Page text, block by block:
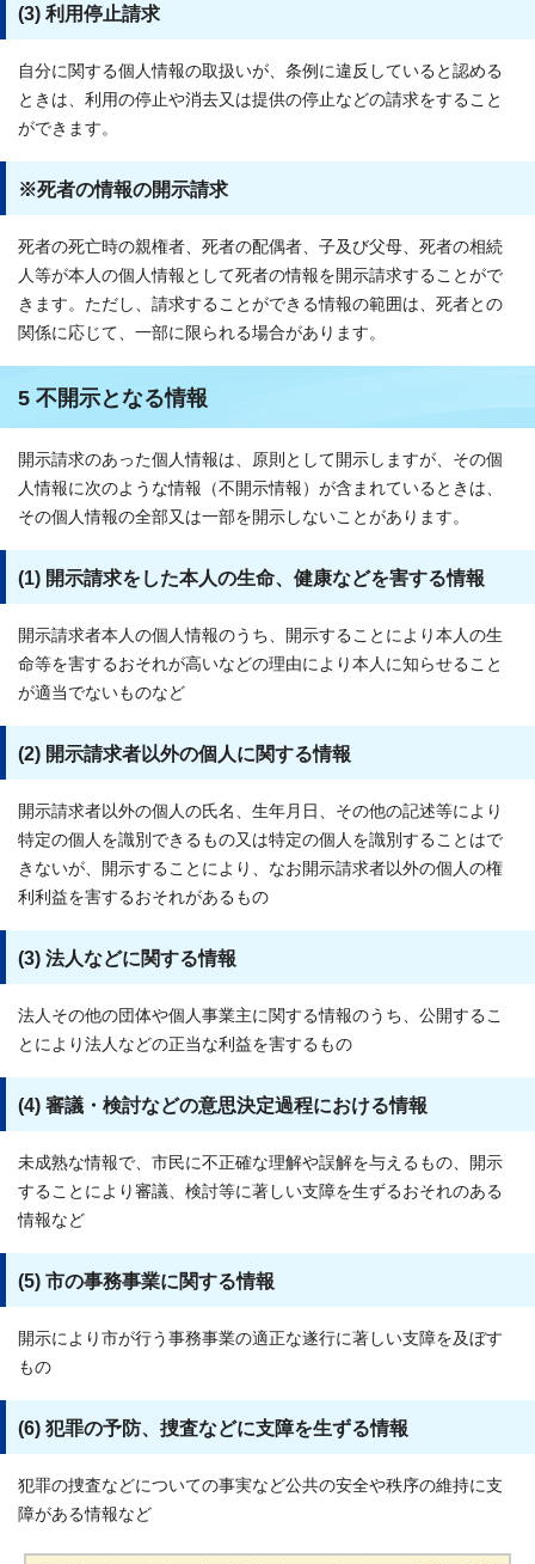
(3) 利用停止請求
自分に関する個人情報の取扱いが、条例に違反していると認める
ときは、利用の停止や消去又は提供の停止などの請求をすること
ができます。
※死者の情報の開示請求
死者の死亡時の親権者、死者の配偶者、子及び父母、死者の相続
人等が本人の個人情報として死者の情報を開示請求することがで
きます。ただし、請求することができる情報の範囲は、死者との
関係に応じて、一部に限られる場合があります。
5 不開示となる情報
開示請求のあった個人情報は、原則として開示しますが、その個
人情報に次のような情報（不開示情報）が含まれているときは、
その個人情報の全部又は一部を開示しないことがあります。
(1) 開示請求をした本人の生命、健康などを害する情報
開示請求者本人の個人情報のうち、開示することにより本人の生
命等を害するおそれが高いなどの理由により本人に知らせること
が適当でないものなど
(2) 開示請求者以外の個人に関する情報
開示請求者以外の個人の氏名、生年月日、その他の記述等により
特定の個人を識別できるもの又は特定の個人を識別することはで
きないが、開示することにより、なお開示請求者以外の個人の権
利利益を害するおそれがあるもの
(3) 法人などに関する情報
法人その他の団体や個人事業主に関する情報のうち、公開するこ
とにより法人などの正当な利益を害するもの
(4) 審議・検討などの意思決定過程における情報
未成熟な情報で、市民に不正確な理解や誤解を与えるもの、開示
することにより審議、検討等に著しい支障を生ずるおそれのある
情報など
(5) 市の事務事業に関する情報
開示により市が行う事務事業の適正な遂行に著しい支障を及ぼす
もの
(6) 犯罪の予防、捜査などに支障を生ずる情報
犯罪の捜査などについての事実など公共の安全や秩序の維持に支
障がある情報など